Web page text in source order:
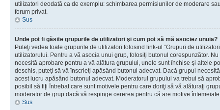
utilizatori deodată ca de exemplu: schimbarea permisiunilor de moderare
forum privat.
Sus
Unde pot fi găsite grupurile de utilizatori şi cum pot să mă asociez unuia?
Puteţi vedea toate grupurile de utilizatori folosind link-ul “Grupuri de
utilizatorului. Pentru a vă asocia unui grup, folosiţi butonul corespunzător.
necesită aprobare pentru a vă alătura grupului, unele sunt închise şi altele
deschis, puteţi să vă înscrieţi apăsând butonul adecvat. Dacă grupul
acest lucru apăsând butonul adecvat. Moderatorul grupului va trebui să
posibil să fiţi întrebat care sunt motivele pentru care doriţi să vă alăturaţi
moderator de grup dacă vă respinge cererea pentru că are motive
Sus